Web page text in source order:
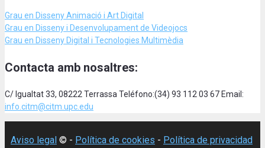
Grau en Disseny Animació i Art Digital
Grau en Disseny i Desenvolupament de Videojocs
Grau en Disseny Digital i Tecnologies Multimèdia
Contacta amb nosaltres:
C/ Igualtat 33, 08222 Terrassa Teléfono:(34) 93 112 03 67 Email:
info.citm@citm.upc.edu
Aviso legal © - Política de cookies - Política de privacidad